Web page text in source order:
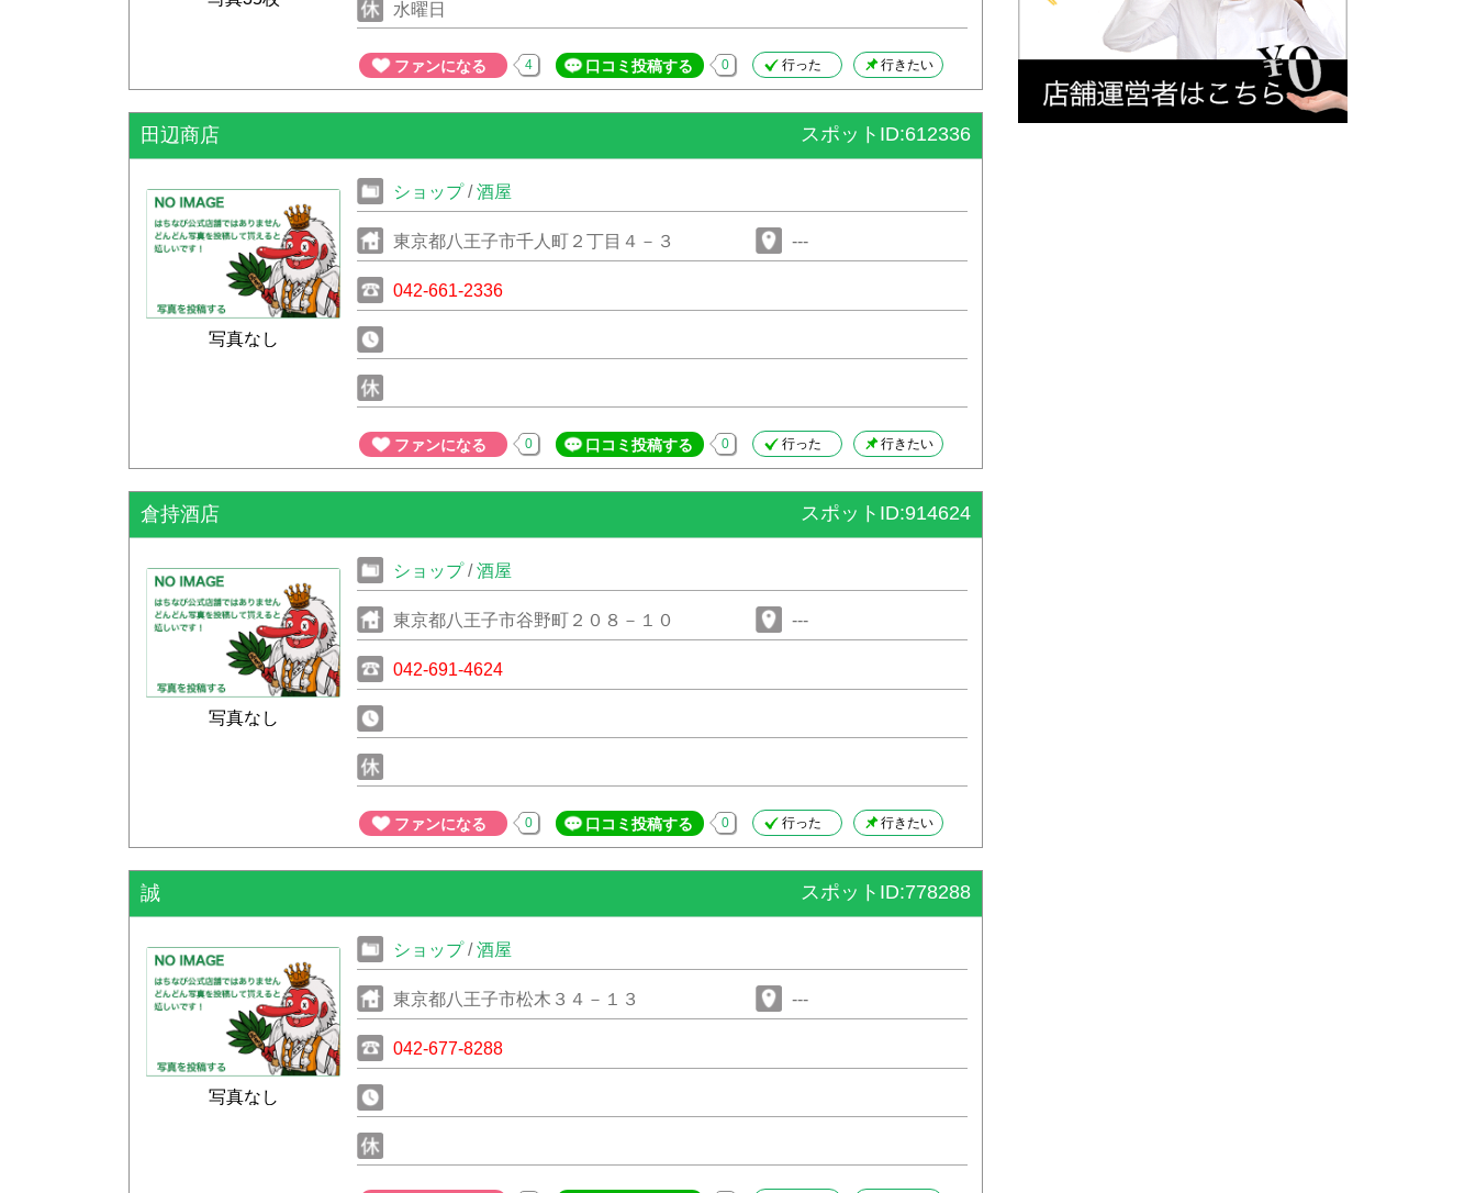
水曜日
ファンになる 4 口コミ投稿する 0 行った 行きたい
田辺商店 スポットID:612336
写真なし
ショップ/酒屋
東京都八王子市千人町２丁目４－３ ---
042-661-2336
ファンになる 0 口コミ投稿する 0 行った 行きたい
倉持酒店 スポットID:914624
写真なし
ショップ/酒屋
東京都八王子市谷野町２０８－１０ ---
042-691-4624
ファンになる 0 口コミ投稿する 0 行った 行きたい
誠 スポットID:778288
写真なし
ショップ/酒屋
東京都八王子市松木３４－１３ ---
042-677-8288